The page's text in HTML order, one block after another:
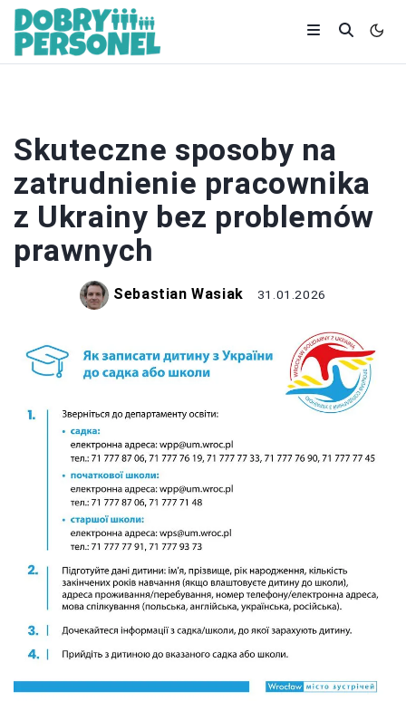
Skuteczne sposoby na
zatrudnienie pracownika
z Ukrainy bez problemów
prawnych
Sebastian Wasiak 31.01.2026